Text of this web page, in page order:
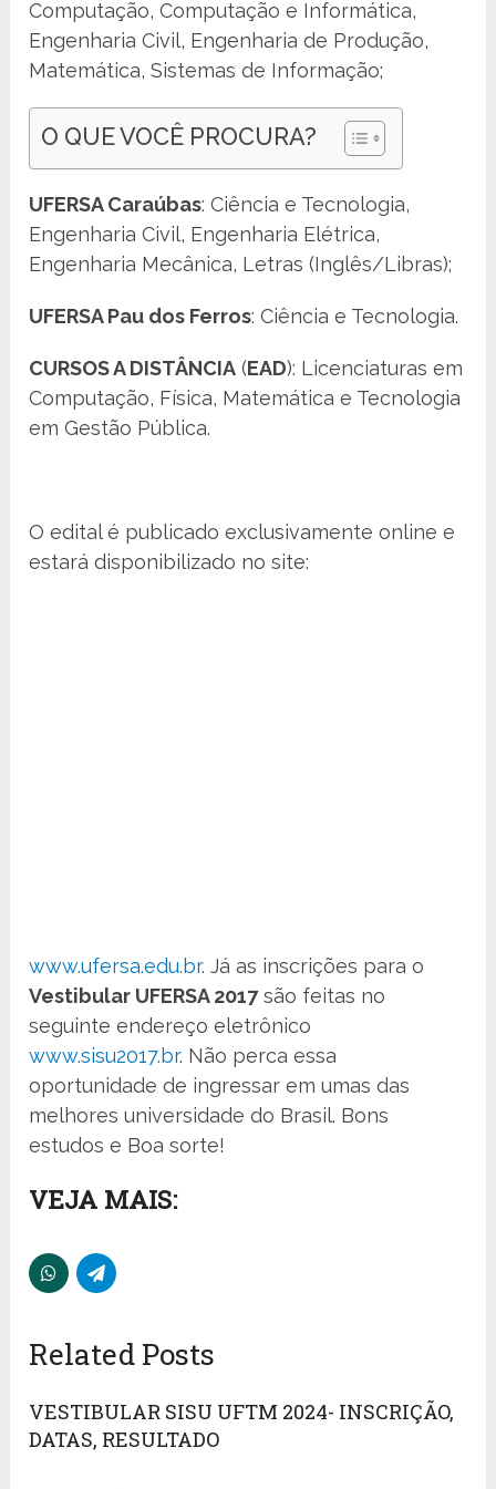
Computação, Computação e Informática,
Engenharia Civil, Engenharia de Produção,
Matemática, Sistemas de Informação;
O QUE VOCÊ PROCURA?
UFERSA Caraúbas: Ciência e Tecnologia,
Engenharia Civil, Engenharia Elétrica,
Engenharia Mecânica, Letras (Inglês/Libras);
UFERSA Pau dos Ferros: Ciência e Tecnologia.
CURSOS A DISTÂNCIA (EAD): Licenciaturas em
Computação, Física, Matemática e Tecnologia
em Gestão Pública.
O edital é publicado exclusivamente online e
estará disponibilizado no site:
www.ufersa.edu.br. Já as inscrições para o
Vestibular UFERSA 2017são feitas no
seguinte endereço eletrônico
www.sisu2017.br. Não perca essa
oportunidade de ingressar em umas das
melhores universidade do Brasil. Bons
estudos e Boa sorte!
VEJA MAIS:
Related Posts
VESTIBULAR SISU UFTM 2024- INSCRIÇÃO,
DATAS, RESULTADO